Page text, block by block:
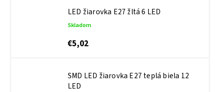
LED žiarovka E27 žltá 6 LED
Skladom
€5,02
SMD LED žiarovka E27 teplá biela 12
LED